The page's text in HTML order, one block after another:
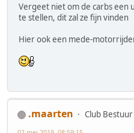
Vergeet niet om de carbs een
te stellen, dit zal ze fijn vinden
Hier ook een mede-
.maarten
Club Bestuur